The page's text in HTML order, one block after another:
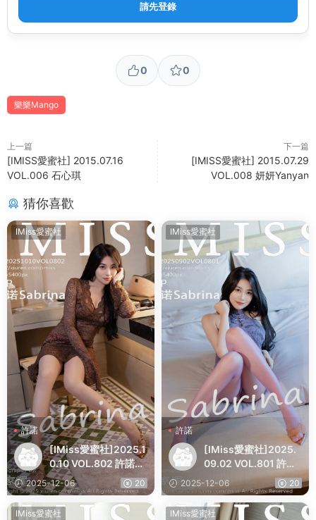
請先登錄
0 0
樂樂Mango
上一篇
[IMISS愛蜜社] 2015.07.16
VOL.006 石心琪
下一篇
[IMISS愛蜜社] 2015.07.29
VOL.008 妍妍Yanyan
猜你喜歡
IMiss愛蜜社
許諾
[IMiss愛蜜社]2025.1
0.10 VOL.802 許諾Sa
brina
2025-12-06 20
IMiss愛蜜社
許諾
[IMiss愛蜜社]2025.
09.02 VOL.801 許諾
Sabrina
2025-12-06 20
IMiss愛蜜社 IMiss愛蜜社